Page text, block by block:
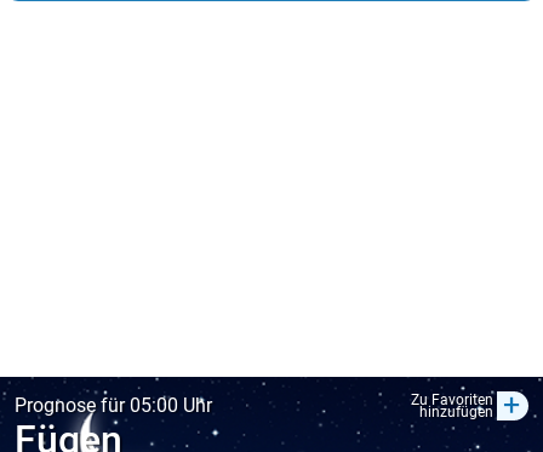
Prognose für 05:00 Uhr Zu Favoriten
hinzufügen +
Fügen